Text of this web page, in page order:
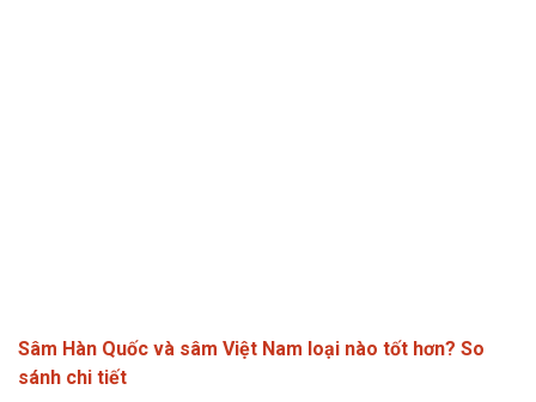
Sâm Hàn Quốc và sâm Việt Nam loại nào tốt hơn? So
sánh chi tiết